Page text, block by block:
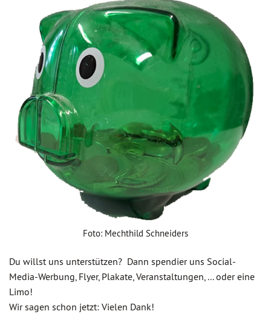
Foto: Mechthild Schneiders
Du willst uns unterstützen? Dann spendier uns Social-
Media-Werbung, Flyer, Plakate, Veranstaltungen, ... oder eine
Limo!
Wir sagen schon jetzt: Vielen Dank!